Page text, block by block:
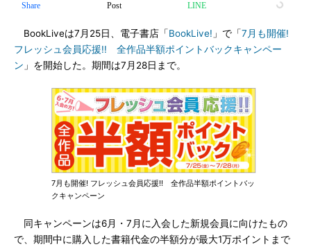
Share Post LINE
BookLiveは7月25日、電子書店「BookLive! 」で「7月も開催!
フレッシュ会員応援!! 全作品半額ポイントバックキャンペー
ン 」を開始した。期間は7月28日まで。
7月も開催! フレッシュ会員応援!! 全作品半額ポイントバッ
クキャンペーン
同キャンペーンは6月・7月に入会した新規会員に向けたもの
で、期間中に購入した書籍代金の半額分が最大1万ポイントまで